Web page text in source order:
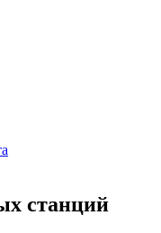
станций